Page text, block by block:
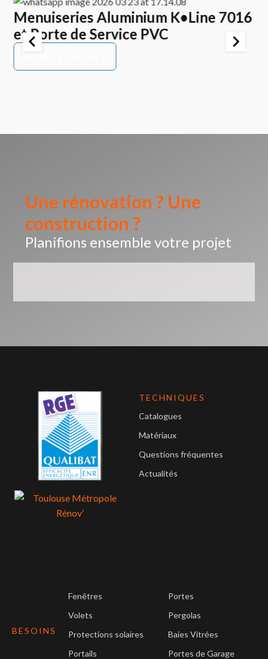
Menuiseries Aluminium K•Line 7016
et Porte de Service PVC
Une rénovation ? Une
construction ?
Planifions ensemble votre projet
TECHNIQUES
Catalogues
Matériaux
Questions fréquentes
Actualités
BESOINS
Fenêtres
Volets
Protections solaires
Portails
Portes
Pergolas
Baies Vitrées
Portes de Garage